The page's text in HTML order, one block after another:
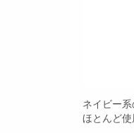
ネイビー
ほとんど使